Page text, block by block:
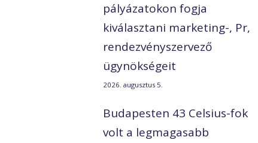
pályázatokon fogja
kiválasztani marketing-, Pr,
rendezvényszervező
ügynökségeit
2026. augusztus 5.
Budapesten 43 Celsius-fok
volt a legmagasabb